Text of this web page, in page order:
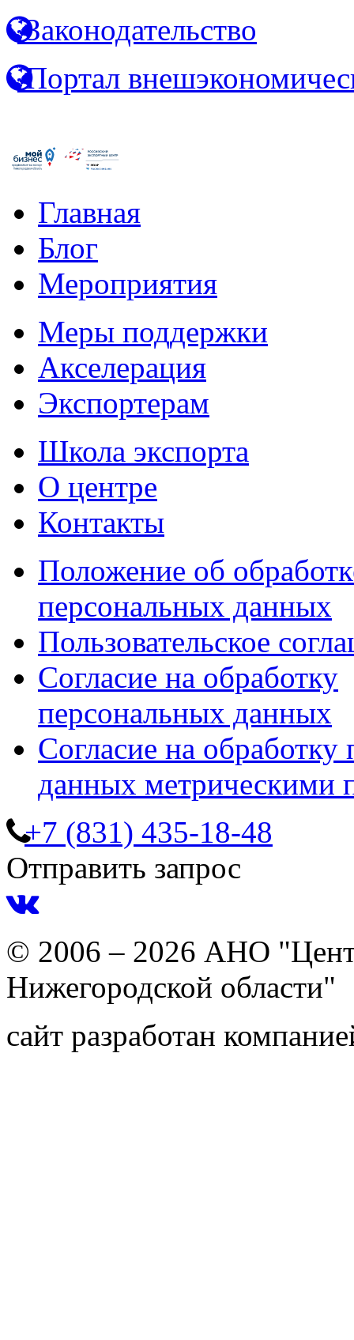
Законодательство
Портал
Главная
Блог
Мероприятия
Меры поддержки
Акселерация
Экспортерам
Школа экспорта
О центре
Контакты
Положение об
персональных данных
Пользовательское
Согласие на обработку
персональных данных
Согласие на обработку
данных метрическими
+7 (831) 435-18-48
Отправить запрос
© 2006 – 2026 АНО
Нижегородской области"
сайт разработан